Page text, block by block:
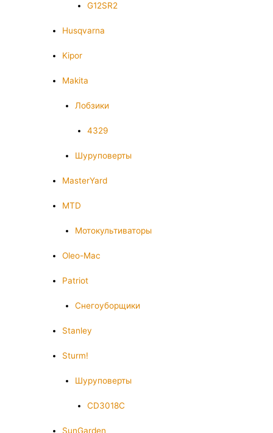
G12SR2
Husqvarna
Kipor
Makita
Лобзики
4329
Шуруповерты
MasterYard
MTD
Мотокультиваторы
Oleo-Mac
Patriot
Снегоуборщики
Stanley
Sturm!
Шуруповерты
CD3018C
SunGarden